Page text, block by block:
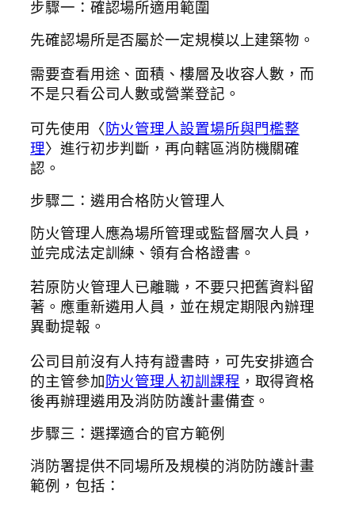
步驟一：確認場所適用範圍
先確認場所是否屬於一定規模以上建築物。
需要查看用途、面積、樓層及收容人數，而
不是只看公司人數或營業登記。
可先使用〈防火管理人設置場所與門檻整
理〉進行初步判斷，再向轄區消防機關確
認。
步驟二：遴用合格防火管理人
防火管理人應為場所管理或監督層次人員，
並完成法定訓練、領有合格證書。
若原防火管理人已離職，不要只把舊資料留
著。應重新遴用人員，並在規定期限內辦理
異動提報。
公司目前沒有人持有證書時，可先安排適合
的主管參加防火管理人初訓課程 ，取得資格
後再辦理遴用及消防防護計畫備查。
步驟三：選擇適合的官方範例
消防署提供不同場所及規模的消防防護計畫
範例，包括：